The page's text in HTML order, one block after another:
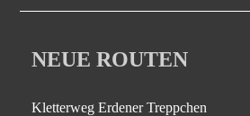
NEUE ROUTEN
Kletterweg Erdener Treppchen